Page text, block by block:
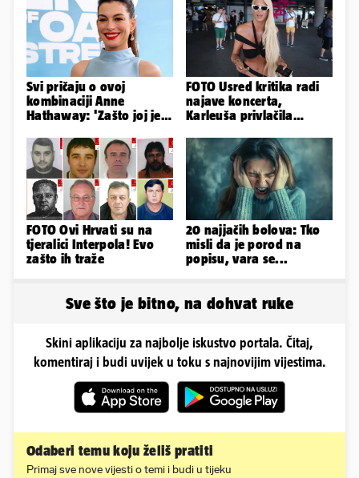
Svi pričaju o ovoj
kombinaciji Anne
Hathaway: 'Zašto joj je
Užasno je...'
FOTO Usred kritika radi
najave koncerta,
Karleuša privlačila
aerodromu
FOTO Ovi Hrvati su na
tjeralici Interpola! Evo
zašto ih traže
20 najjačih bolova: Tko
misli da je porod na
popisu, vara se...
Sve što je bitno, na dohvat ruke
Skini aplikaciju za najbolje iskustvo portala. Čitaj,
komentiraj i budi uvijek u toku s najnovijim vijestima.
Odaberi temu koju želiš pratiti
Primaj sve nove vijesti o temi i budi u tijeku